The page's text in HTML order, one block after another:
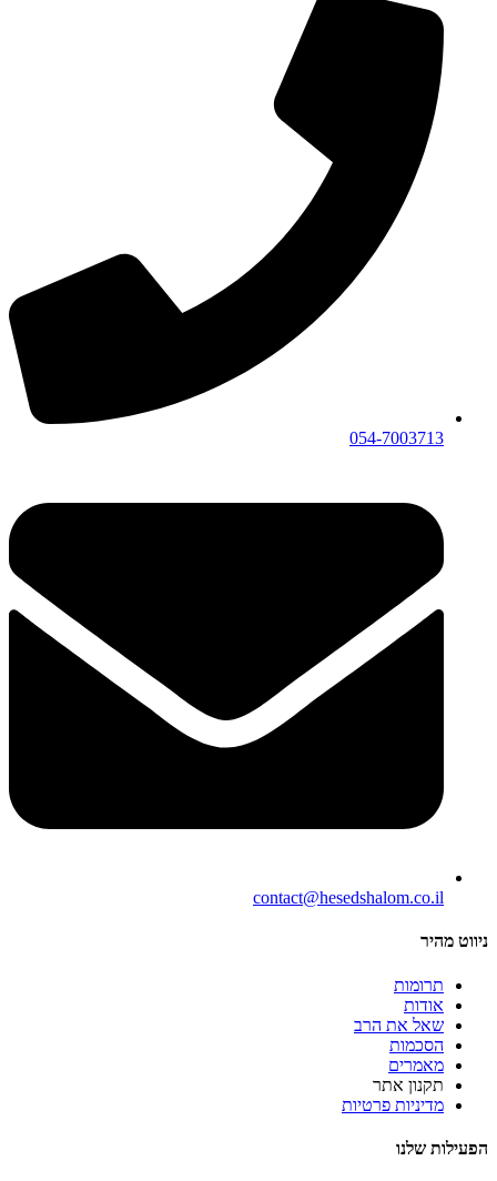
054-7003713
contact@hesedshalom.co.il
ניווט מהיר
תרומות
אודות
שאל את הרב
הסכמות
מאמרים
תקנון אתר
מדיניות פרטיות
הפעילות שלנו